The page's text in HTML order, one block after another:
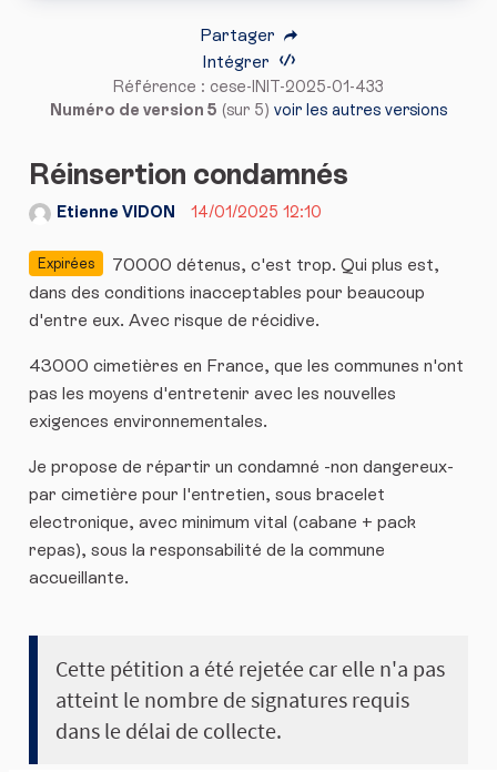
Partager
Intégrer
Référence : cese-INIT-2025-01-433
Numéro de version 5 (sur 5) voir les autres versions
Réinsertion condamnés
Etienne VIDON 14/01/2025 12:10
Expirées
70000 détenus, c'est trop. Qui plus est,
dans des conditions inacceptables pour beaucoup
d'entre eux. Avec risque de récidive.
43000 cimetières en France, que les communes n'ont
pas les moyens d'entretenir avec les nouvelles
exigences environnementales.
Je propose de répartir un condamné -non dangereux-
par cimetière pour l'entretien, sous bracelet
electronique, avec minimum vital (cabane + pack
repas), sous la responsabilité de la commune
accueillante.
Cette pétition a été rejetée car elle n'a pas
atteint le nombre de signatures requis
dans le délai de collecte.